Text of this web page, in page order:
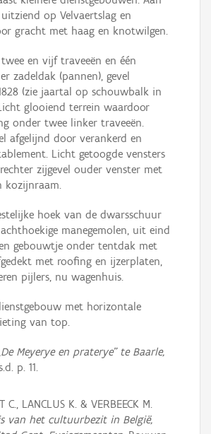
op Velvaertslag en
gracht met haag en knotwilgen.
en vijf traveeën en één
zadeldak (pannen), gevel
(zie jaartal op schouwbalk in
glooiend terrein waardoor
onder twee linker traveeën.
afgelijnd door verankerd en
Licht getoogde vensters
zijgevel ouder venster met
kozijnraam.
hoek van de dwarsschuur
manegemolen, uit eind
gebouwtje onder tentdak met
met roofing en ijzerplaten,
pijlers, nu wagenhuis.
met horizontale
van top.
De Meyerye en praterye" te Baarle,
p. 11.
C., LANCLUS K. & VERBEECK M.
van het cultuurbezit in België,